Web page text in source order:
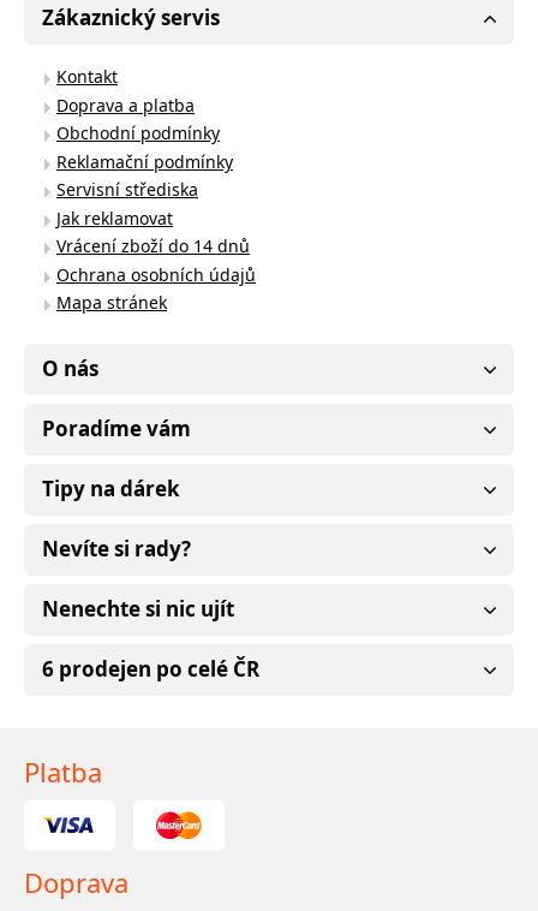
Zákaznický servis
Kontakt
Doprava a platba
Obchodní podmínky
Reklamační podmínky
Servisní střediska
Jak reklamovat
Vrácení zboží do 14 dnů
Ochrana osobních údajů
Mapa stránek
O nás
Poradíme vám
Tipy na dárek
Nevíte si rady?
Nenechte si nic ujít
6 prodejen po celé ČR
Platba
Doprava